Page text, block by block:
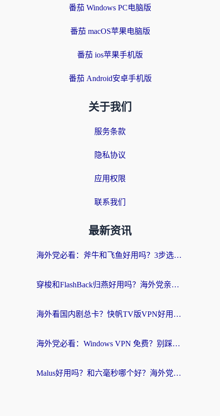
番茄 Windows PC电脑版
番茄 macOS苹果电脑版
番茄 ios苹果手机版
番茄 Android安卓手机版
关于我们
服务条款
隐私协议
应用权限
联系我们
最新资讯
海外党必看：斧牛和飞鱼好用吗？3步选对回国加速器，无缝刷剧玩国服
穿梭和FlashBack归燕好用吗？海外党亲测3款热门回国加速器，教你选对不踩坑
海外看国内剧总卡？快帆TV版VPN好用吗？和快滚VPN对比哪个回国效果更好？
海外党必看：Windows VPN 免费？别踩坑！教你选对好用的国内加速器无缝回国
Malus好用吗？和六毫秒哪个好？海外党选回国加速器的避坑指南